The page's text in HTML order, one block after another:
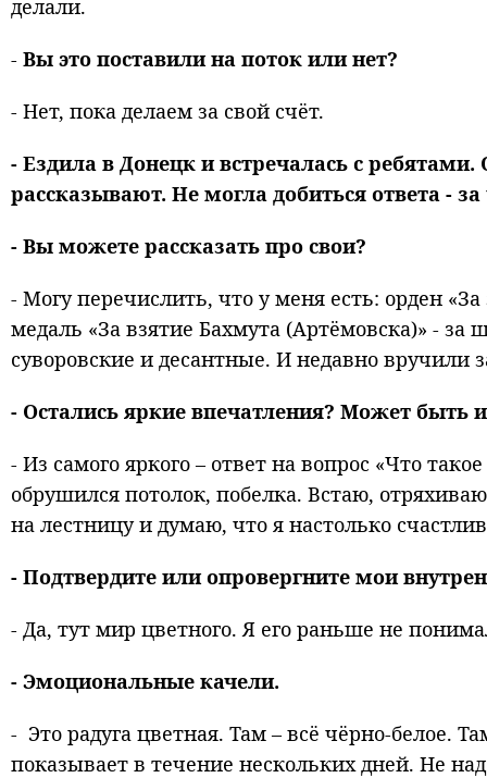
делали.
- Вы это поставили на поток или нет?
- Нет, пока делаем за свой счёт.
- Ездила в Донецк и встречалась с
рассказывают. Не могла добиться ответа -
- Вы можете рассказать про свои?
- Могу перечислить, что у меня есть: орден
медаль «За взятие Бахмута (Артёмовска)» -
суворовские и десантные. И недавно вручили
- Остались яркие впечатления? Может быть
- Из самого яркого – ответ на вопрос «Что
обрушился потолок, побелка. Встаю,
на лестницу и думаю, что я настолько
- Подтвердите или опровергните мои
- Да, тут мир цветного. Я его раньше не
- Эмоциональные качели.
- Это радуга цветная. Там – всё чёрно-белое.
показывает в течение нескольких дней. Не